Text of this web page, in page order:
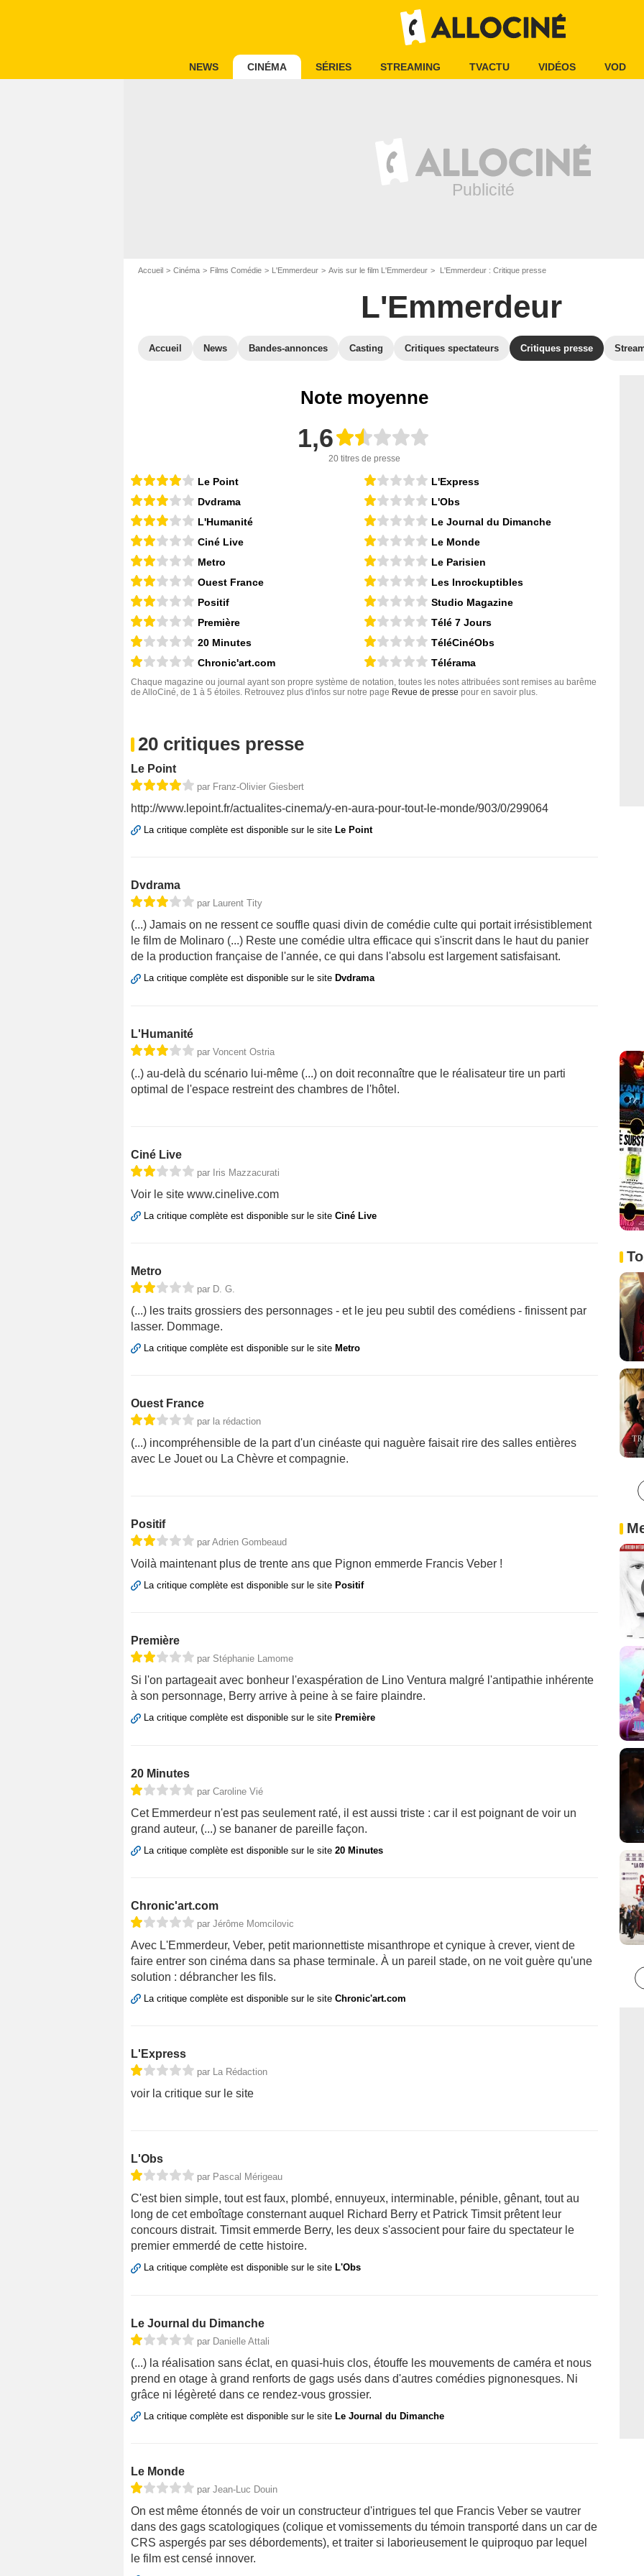
NEWS CINÉMA SÉRIES STREAMING TVACTU VIDÉOS VOD
Accueil Cinéma Films Comédie L'Emmerdeur Avis sur le film L'Emmerdeur L'Emmerdeur : Critique presse
L'Emmerdeur
Accueil News Bandes-annonces Casting Critiques spectateurs Critiques presse
Note moyenne
1,6
20 titres de presse
Le Point
Dvdrama
L'Humanité
Ciné Live
Metro
Ouest France
Positif
Première
20 Minutes
Chronic'art.com
L'Express
L'Obs
Le Journal du Dimanche
Le Monde
Le Parisien
Les Inrockuptibles
Studio Magazine
Télé 7 Jours
TéléCinéObs
Télérama
Chaque magazine ou journal ayant son propre système de notation, toutes les notes attribuées sont remises au barême
de AlloCiné, de 1 à 5 étoiles. Retrouvez plus d'infos sur notre page Revue de presse pour en savoir plus.
20 critiques presse
Le Point
par Franz-Olivier Giesbert
http://www.lepoint.fr/actualites-cinema/y-en-aura-pour-tout-le-monde/903/0/299064
La critique complète est disponible sur le site Le Point
Dvdrama
par Laurent Tity
(...) Jamais on ne ressent ce souffle quasi divin de comédie culte qui portait irrésistiblement
le film de Molinaro (...) Reste une comédie ultra efficace qui s'inscrit dans le haut du panier
de la production française de l'année, ce qui dans l'absolu est largement satisfaisant.
La critique complète est disponible sur le site Dvdrama
L'Humanité
par Voncent Ostria
(..) au-delà du scénario lui-même (...) on doit reconnaître que le réalisateur tire un parti
optimal de l'espace restreint des chambres de l'hôtel.
Ciné Live
par Iris Mazzacurati
Voir le site www.cinelive.com
La critique complète est disponible sur le site Ciné Live
Metro
par D. G.
(...) les traits grossiers des personnages - et le jeu peu subtil des comédiens - finissent par
lasser. Dommage.
La critique complète est disponible sur le site Metro
Ouest France
par la rédaction
(...) incompréhensible de la part d'un cinéaste qui naguère faisait rire des salles entières
avec Le Jouet ou La Chèvre et compagnie.
Positif
par Adrien Gombeaud
Voilà maintenant plus de trente ans que Pignon emmerde Francis Veber !
La critique complète est disponible sur le site Positif
Première
par Stéphanie Lamome
Si l'on partageait avec bonheur l'exaspération de Lino Ventura malgré l'antipathie inhérente
à son personnage, Berry arrive à peine à se faire plaindre.
La critique complète est disponible sur le site Première
20 Minutes
par Caroline Vié
Cet Emmerdeur n'est pas seulement raté, il est aussi triste : car il est poignant de voir un
grand auteur, (...) se bananer de pareille façon.
La critique complète est disponible sur le site 20 Minutes
Chronic'art.com
par Jérôme Momcilovic
Avec L'Emmerdeur, Veber, petit marionnettiste misanthrope et cynique à crever, vient de
faire entrer son cinéma dans sa phase terminale. À un pareil stade, on ne voit guère qu'une
solution : débrancher les fils.
La critique complète est disponible sur le site Chronic'art.com
L'Express
par La Rédaction
voir la critique sur le site
L'Obs
par Pascal Mérigeau
C'est bien simple, tout est faux, plombé, ennuyeux, interminable, pénible, gênant, tout au
long de cet emboîtage consternant auquel Richard Berry et Patrick Timsit prêtent leur
concours distrait. Timsit emmerde Berry, les deux s'associent pour faire du spectateur le
premier emmerdé de cette histoire.
La critique complète est disponible sur le site L'Obs
Le Journal du Dimanche
par Danielle Attali
(...) la réalisation sans éclat, en quasi-huis clos, étouffe les mouvements de caméra et nous
prend en otage à grand renforts de gags usés dans d'autres comédies pignonesques. Ni
grâce ni légèreté dans ce rendez-vous grossier.
La critique complète est disponible sur le site Le Journal du Dimanche
Le Monde
par Jean-Luc Douin
On est même étonnés de voir un constructeur d'intrigues tel que Francis Veber se vautrer
dans des gags scatologiques (colique et vomissements du témoin transporté dans un car de
CRS aspergés par ses débordements), et traiter si laborieusement le quiproquo par lequel
le film est censé innover.